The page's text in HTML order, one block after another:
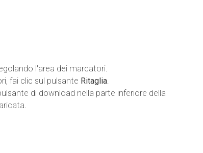
l'area dei marcatori.
fai clic sul pulsante Ritaglia.
di download nella parte inferiore della